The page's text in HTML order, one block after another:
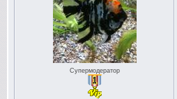
Супермодератор